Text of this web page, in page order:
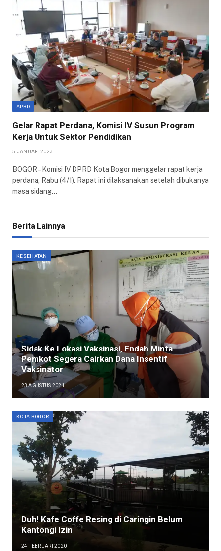
APBD
Gelar Rapat Perdana, Komisi IV Susun Program
Kerja Untuk Sektor Pendidikan
5 JANUARI 2023
BOGOR – Komisi IV DPRD Kota Bogor menggelar rapat kerja
perdana, Rabu (4/1). Rapat ini dilaksanakan setelah dibukanya
masa sidang…
Berita Lainnya
KESEHATAN
Sidak Ke Lokasi Vaksinasi, Endah Minta
Pemkot Segera Cairkan Dana Insentif
Vaksinator
23 AGUSTUS 2021
KOTA BOGOR
Duh! Kafe Coffe Resing di Caringin Belum
Kantongi Izin
24 FEBRUARI 2020